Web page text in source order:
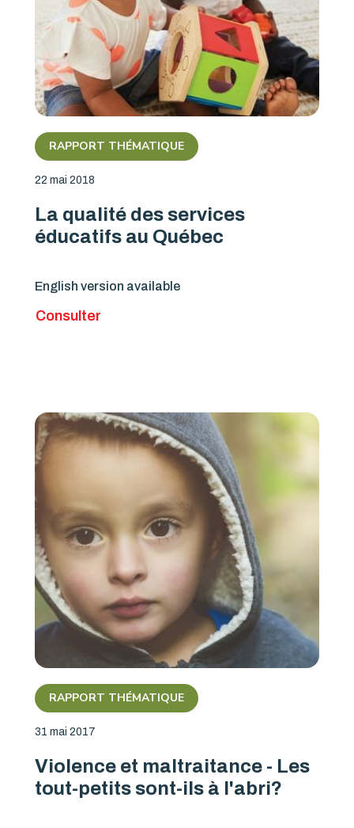
RAPPORT THÉMATIQUE
22 mai 2018
La qualité des services
éducatifs au Québec
English version available
Consulter
RAPPORT THÉMATIQUE
31 mai 2017
Violence et maltraitance - Les
tout-petits sont-ils à l'abri?